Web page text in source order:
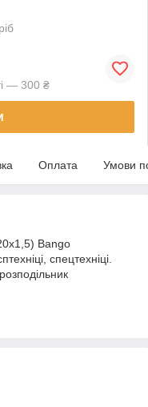
— 300 ₴
Оплата Умови
Bango
спецтехніці.